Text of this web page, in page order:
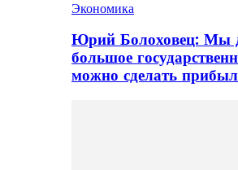
Экономика
Юрий Болоховец: Мы
большое
можно сделать